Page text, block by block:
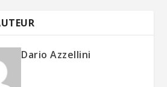
Dario Azzellini